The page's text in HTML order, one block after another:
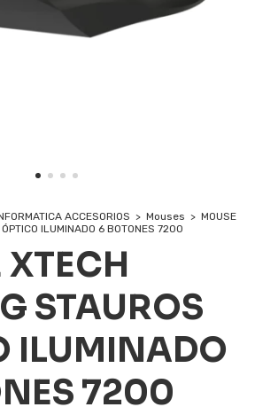
ACCESORIOS > Mouses > MOUSE
ILUMINADO 6 BOTONES 7200
STAUROS
ILUMINADO
7200